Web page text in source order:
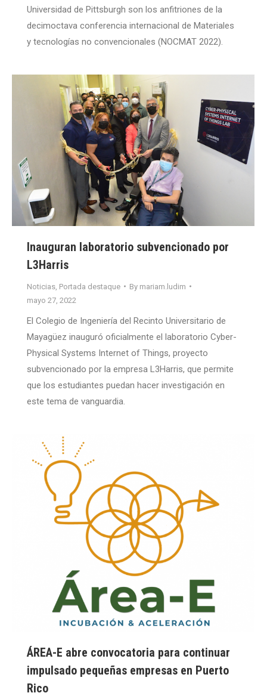
Universidad de Pittsburgh son los anfitriones de la
decimoctava conferencia internacional de Materiales
y tecnologías no convencionales (NOCMAT 2022).
Inauguran laboratorio subvencionado por
L3Harris
Noticias Portada destaque By mariam.ludim
mayo 27, 2022
El Colegio de Ingeniería del Recinto Universitario de
Mayagüez inauguró oficialmente el laboratorio Cyber-
Physical Systems Internet of Things, proyecto
subvencionado por la empresa L3Harris, que permite
que los estudiantes puedan hacer investigación en
este tema de vanguardia.
ÁREA-E abre convocatoria para continuar
impulsado pequeñas empresas en Puerto
Rico